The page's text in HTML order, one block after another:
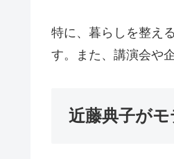
特に、暮らしを整え
す。また、講演会や
近藤典子が